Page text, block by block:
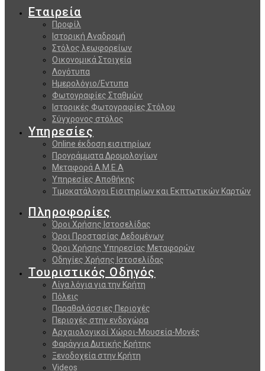
Εταιρεία
Προφίλ
Ιστορική Αναδρομή
Στόλος λεωφορείων
Οικονομικά Στοιχεία
Λογότυπα
Ημερολόγιο/Εντυπα
Φωτογραφίες Σταθμών
Ιστορικές Φωτογραφίες Στόλου
Σύγχρονος στόλος
Υπηρεσίες
Online έκδοση εισιτηρίων
Προγράμματα Δρομολογίων
Μεταφορά Α.Μ.Ε.Α
Υπηρεσίες Αποθήκης
Τιμοκατάλογοι Εισιτηρίων και Εκπτωτικών Καρτών
Πληροφορίες
Όροι Χρήσης Ιστοσελίδας
Όροι Προστασίας Δεδομένων
Όροι Χρήσης Υπηρεσίας Μεταφορών
Οδηγίες Χρήσης Ιστοσελίδας
Τουριστικός Οδηγός
Λίγα λόγια για την Κρήτη
Πόλεις
Παραθαλάσσιες Περιοχές
Περιοχές στην ενδοχώρα
Αρχαιολογικοί Χώροι-Μουσεία-Μονές
Φαράγγια Δυτικής Κρήτης
Ξενοδοχεία στην Κρήτη
Videos